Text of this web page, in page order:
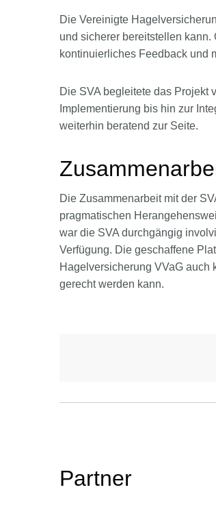
Die Vereinigte
und sicherer bereitstellen
kontinuierliches Feedback und
Die SVA begleitete das Projekt
Implementierung bis hin zur
weiterhin beratend zur Seite.
Die Zusammenarbeit mit der
pragmatischen
war die SVA durchgängig
Verfügung. Die geschaffene
Hagelversicherung VVaG auch
gerecht werden kann.
Partner